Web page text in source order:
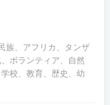
族、アフリカ、タンザ
ボランティア、自然
校、教育、歴史、幼